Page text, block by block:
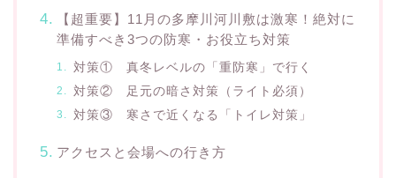
【超重要】11月の多摩川河川敷は激寒！絶対に
準備すべき3つの防寒・お役立ち対策
対策① 真冬レベルの「重防寒」で行く
対策② 足元の暗さ対策（ライト必須）
対策③ 寒さで近くなる「トイレ対策」
アクセスと会場への行き方